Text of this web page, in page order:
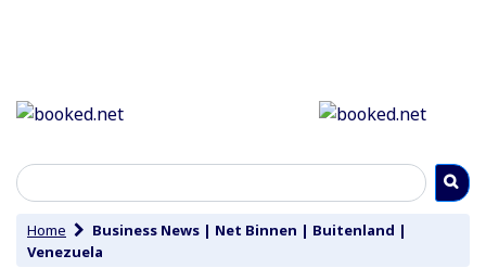
Home Business News | Net Binnen | Buitenland |
Venezuela